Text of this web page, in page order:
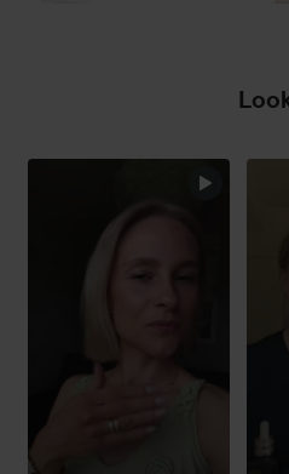
HOPPA ÖVER SEKTIONEN